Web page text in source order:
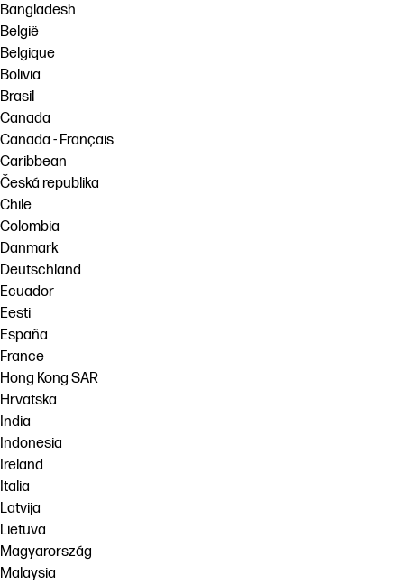
Bangladesh
België
Belgique
Bolivia
Brasil
Canada
Canada - Français
Caribbean
Česká republika
Chile
Colombia
Danmark
Deutschland
Ecuador
Eesti
España
France
Hong Kong SAR
Hrvatska
India
Indonesia
Ireland
Italia
Latvija
Lietuva
Magyarország
Malaysia